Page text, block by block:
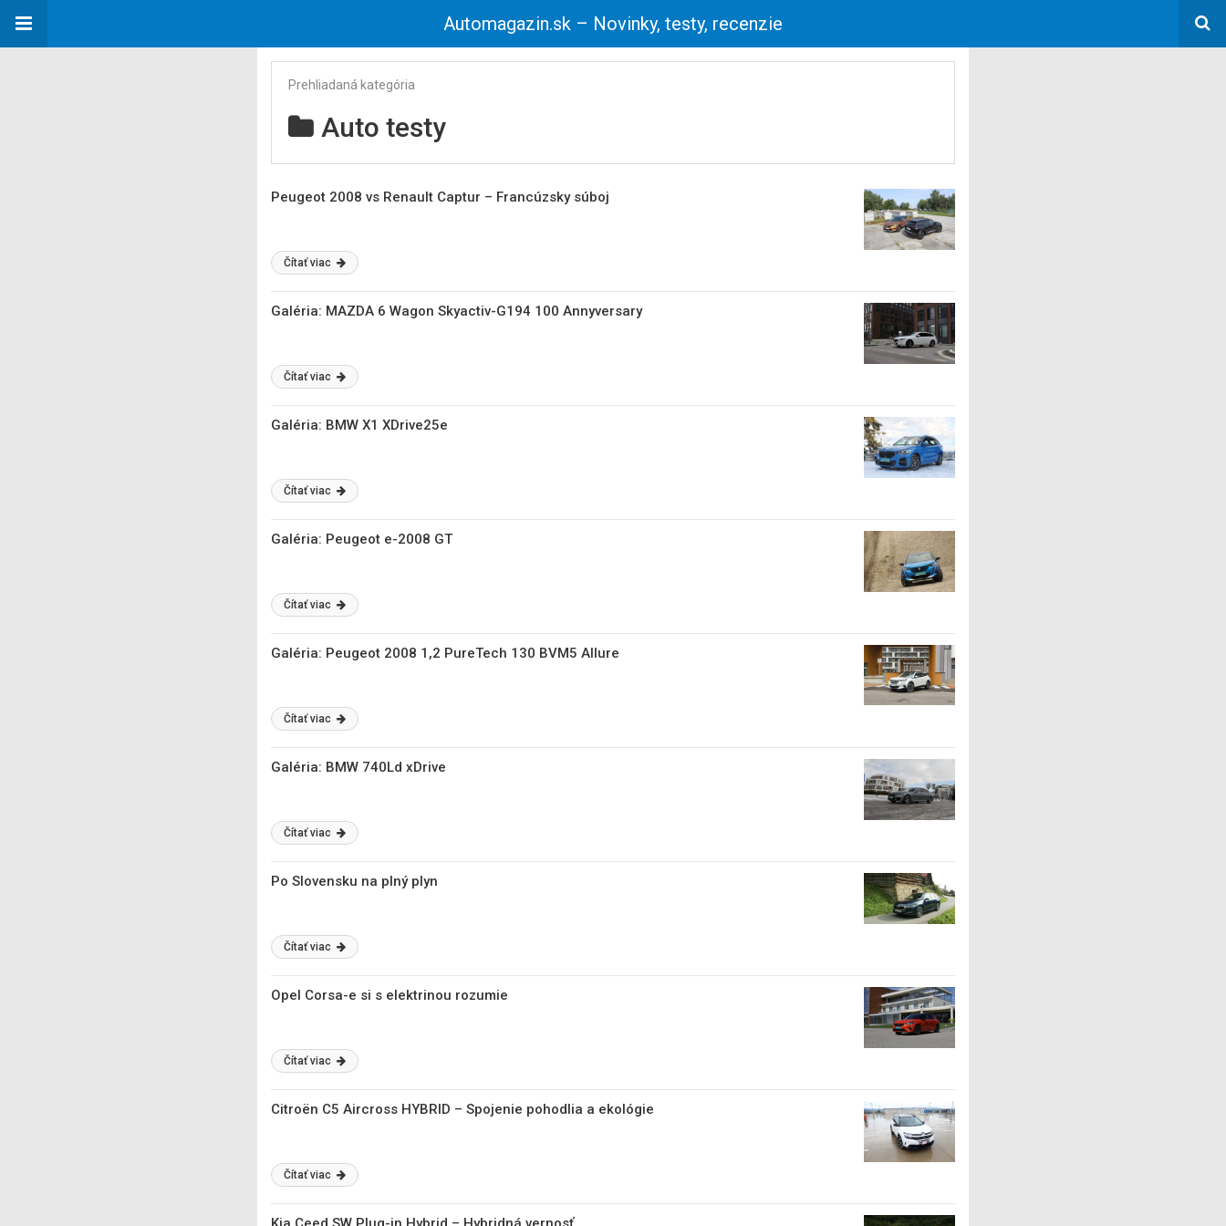
Automagazin.sk – Novinky, testy, recenzie
Prehliadaná kategória
Auto testy
Peugeot 2008 vs Renault Captur – Francúzsky súboj
Čítať viac
Galéria: MAZDA 6 Wagon Skyactiv-G194 100 Annyversary
Čítať viac
Galéria: BMW X1 XDrive25e
Čítať viac
Galéria: Peugeot e-2008 GT
Čítať viac
Galéria: Peugeot 2008 1,2 PureTech 130 BVM5 Allure
Čítať viac
Galéria: BMW 740Ld xDrive
Čítať viac
Po Slovensku na plný plyn
Čítať viac
Opel Corsa-e si s elektrinou rozumie
Čítať viac
Citroën C5 Aircross HYBRID – Spojenie pohodlia a ekológie
Čítať viac